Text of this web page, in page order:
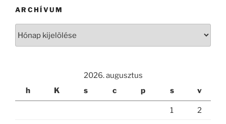
ARCHÍVUM
2026. augusztus
h
K s c p s v
1 2